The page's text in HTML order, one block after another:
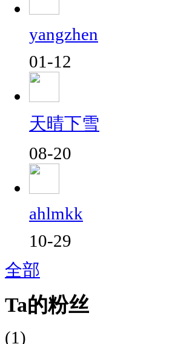
yangzhen
01-12
天晴下雪
08-20
ahlmkk
10-29
全部
Ta的粉丝
(1)